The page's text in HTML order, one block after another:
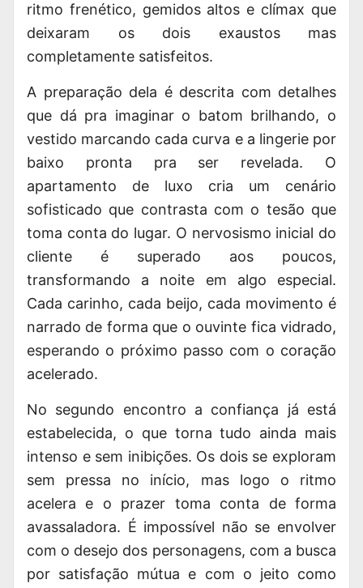
ritmo frenético, gemidos altos e clímax que
deixaram os dois exaustos mas
completamente satisfeitos.
A preparação dela é descrita com detalhes
que dá pra imaginar o batom brilhando, o
vestido marcando cada curva e a lingerie por
baixo pronta pra ser revelada. O
apartamento de luxo cria um cenário
sofisticado que contrasta com o tesão que
toma conta do lugar. O nervosismo inicial do
cliente é superado aos poucos,
transformando a noite em algo especial.
Cada carinho, cada beijo, cada movimento é
narrado de forma que o ouvinte fica vidrado,
esperando o próximo passo com o coração
acelerado.
No segundo encontro a confiança já está
estabelecida, o que torna tudo ainda mais
intenso e sem inibições. Os dois se exploram
sem pressa no início, mas logo o ritmo
acelera e o prazer toma conta de forma
avassaladora. É impossível não se envolver
com o desejo dos personagens, com a busca
por satisfação mútua e com o jeito como